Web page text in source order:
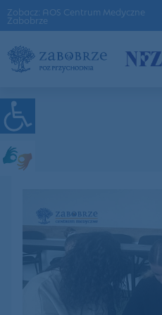
Zobacz: AOS Centrum Medyczne
Zabobrze